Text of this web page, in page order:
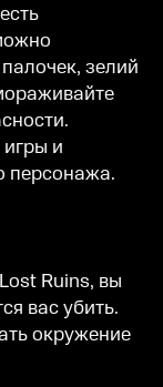
зелий
и
персонажа.
Ruins, вы
вас убить.
окружение